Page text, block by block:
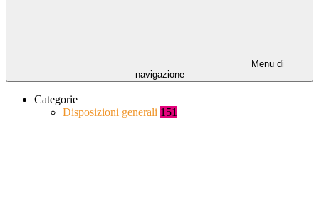
Menu di
navigazione
Categorie
Disposizioni generali 151